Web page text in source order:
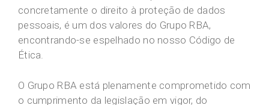
concretamente o direito à proteção de dados
pessoais, é um dos valores do Grupo RBA,
encontrando-se espelhado no nosso Código de
Ética.
O Grupo RBA está plenamente comprometido com
o cumprimento da legislação em vigor, do